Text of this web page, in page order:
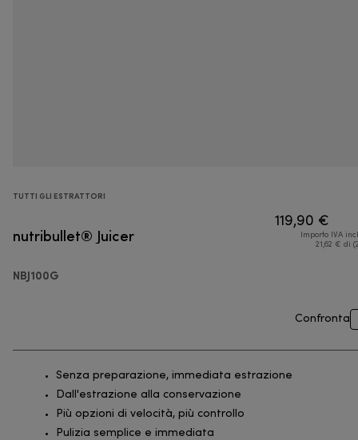
TUTTI GLI ESTRATTORI
nutribullet® Juicer
NBJ100G
119,90 €
Importo IVA
21,62 € di
Confronta
Senza preparazione, immediata estrazione
Dall'estrazione alla conservazione
Più opzioni di velocità, più controllo
Pulizia semplice e immediata